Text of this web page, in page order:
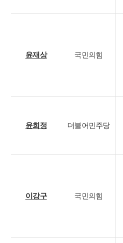
윤재상 국민의힘
윤희정 더불어민주당
이강구 국민의힘